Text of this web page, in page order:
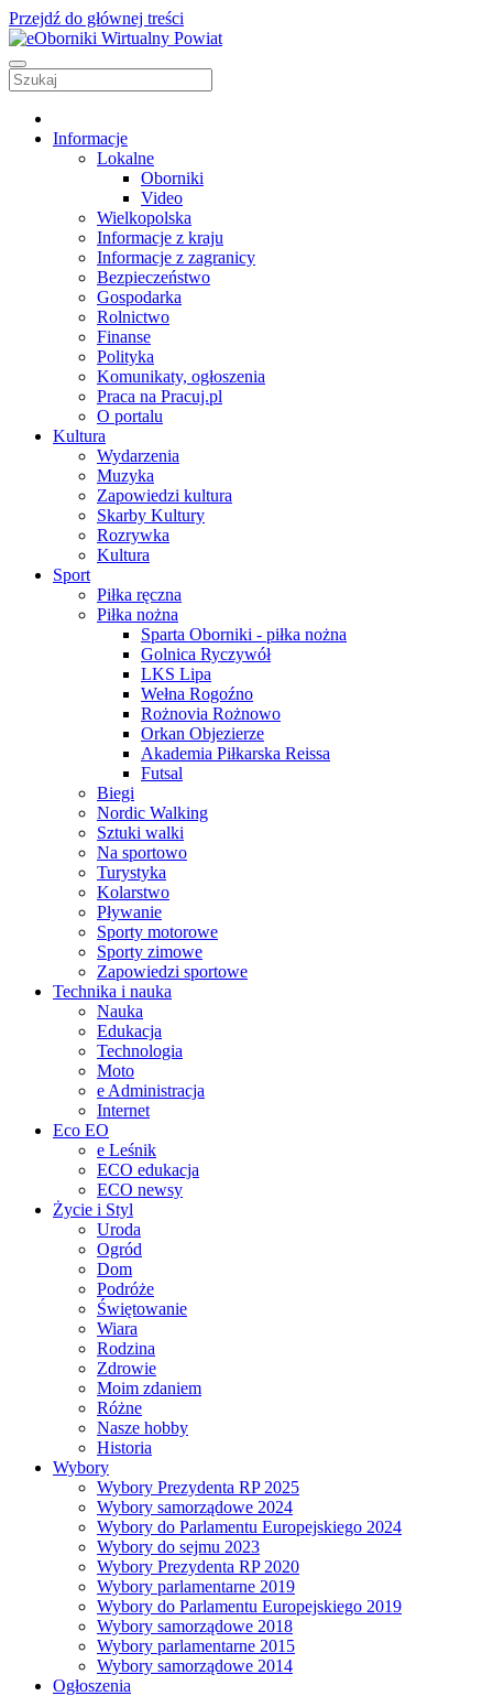
Przejdź do głównej treści
Informacje
Lokalne
Oborniki
Video
Wielkopolska
Informacje z kraju
Informacje z zagranicy
Bezpieczeństwo
Gospodarka
Rolnictwo
Finanse
Polityka
Komunikaty, ogłoszenia
Praca na Pracuj.pl
O portalu
Kultura
Wydarzenia
Muzyka
Zapowiedzi kultura
Skarby Kultury
Rozrywka
Kultura
Sport
Piłka ręczna
Piłka nożna
Sparta Oborniki - piłka nożna
Golnica Ryczywół
LKS Lipa
Wełna Rogoźno
Rożnovia Rożnowo
Orkan Objezierze
Akademia Piłkarska Reissa
Futsal
Biegi
Nordic Walking
Sztuki walki
Na sportowo
Turystyka
Kolarstwo
Pływanie
Sporty motorowe
Sporty zimowe
Zapowiedzi sportowe
Technika i nauka
Nauka
Edukacja
Technologia
Moto
e Administracja
Internet
Eco EO
e Leśnik
ECO edukacja
ECO newsy
Życie i Styl
Uroda
Ogród
Dom
Podróże
Świętowanie
Wiara
Rodzina
Zdrowie
Moim zdaniem
Różne
Nasze hobby
Historia
Wybory
Wybory Prezydenta RP 2025
Wybory samorządowe 2024
Wybory do Parlamentu Europejskiego 2024
Wybory do sejmu 2023
Wybory Prezydenta RP 2020
Wybory parlamentarne 2019
Wybory do Parlamentu Europejskiego 2019
Wybory samorządowe 2018
Wybory parlamentarne 2015
Wybory samorządowe 2014
Ogłoszenia